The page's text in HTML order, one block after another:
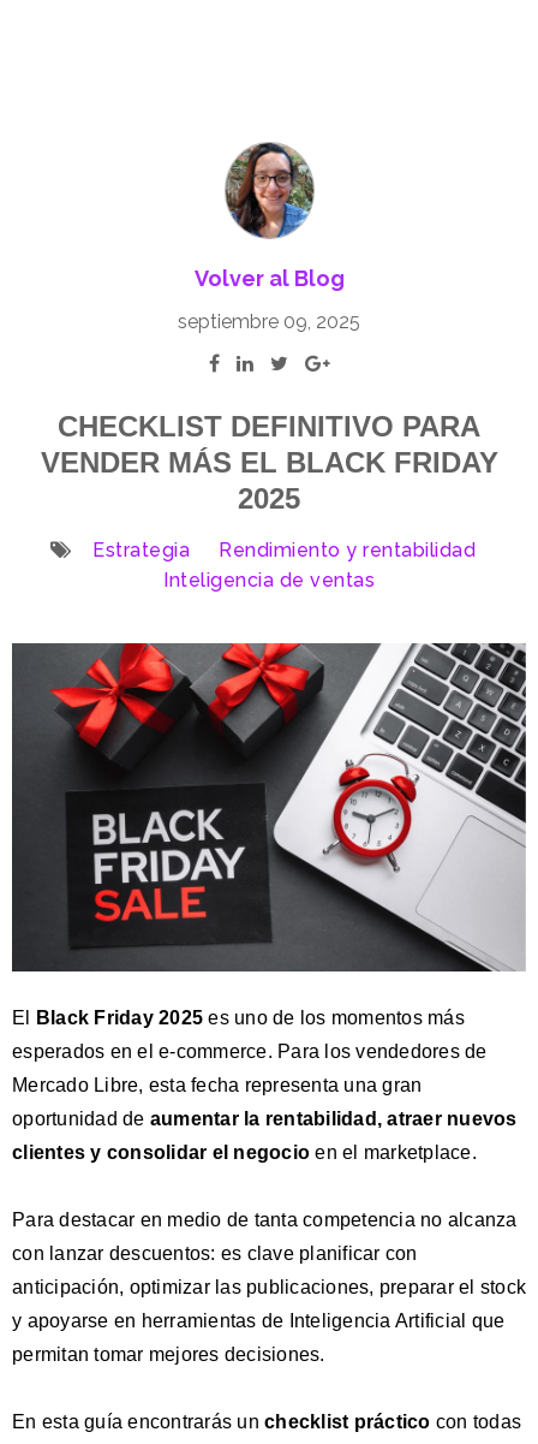
Volver al Blog
septiembre 09, 2025
CHECKLIST DEFINITIVO PARA
VENDER MÁS EL BLACK FRIDAY
2025
Estrategia
Rendimiento y rentabilidad
Inteligencia de ventas
El Black Friday 2025 es uno de los momentos más
esperados en el e-commerce. Para los vendedores de
Mercado Libre, esta fecha representa una gran
oportunidad de aumentar la rentabilidad, atraer nuevos
clientes y consolidar el negocio en el marketplace.
Para destacar en medio de tanta competencia no alcanza
con lanzar descuentos: es clave planificar con
anticipación, optimizar las publicaciones, preparar el stock
y apoyarse en herramientas de Inteligencia Artificial que
permitan tomar mejores decisiones.
En esta guía encontrarás un checklist práctico con todas